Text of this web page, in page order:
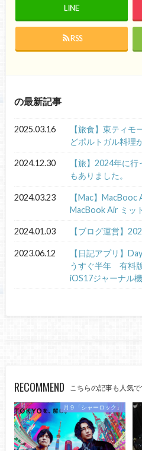
LINE
RSS
の最新記事
2025.03.16
【旅食】東ティモ
どポルトガル料理
2024.12.30
【旅】2024年に
もありました。
2024.03.23
【Mac】
MacBook Air ミッ
2024.01.03 【ブログ運営】
2023.06.12
【日記アプリ】
うすぐ半年 有料
iOS17ジャーナル
RECOMMEND こちらの記事も人気で
月９「シャーロック」